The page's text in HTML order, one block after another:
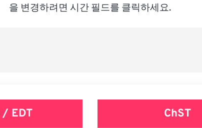
을 변경하려면 시간 필드를 클릭하세요.
EDT ChST